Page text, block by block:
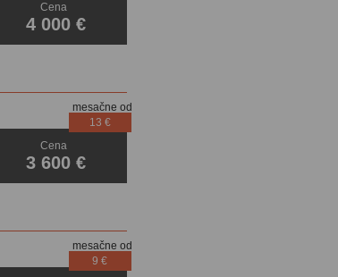
Cena
4 000 €
Cena
3 600 €
mesačne od
13 €
mesačne od
9 €